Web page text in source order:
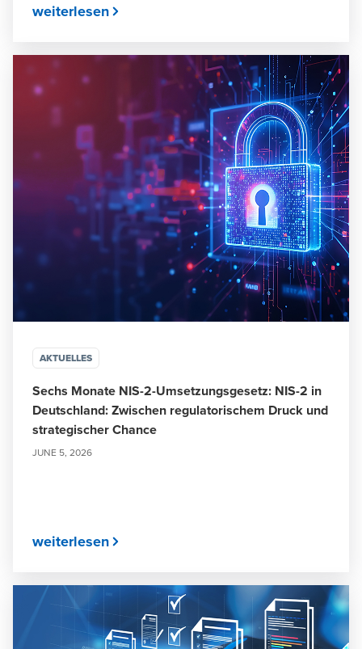
weiterlesen
AKTUELLES
Sechs Monate NIS-2-Umsetzungsgesetz: NIS-2 in
Deutschland: Zwischen regulatorischem Druck und
strategischer Chance
JUNE 5, 2026
weiterlesen